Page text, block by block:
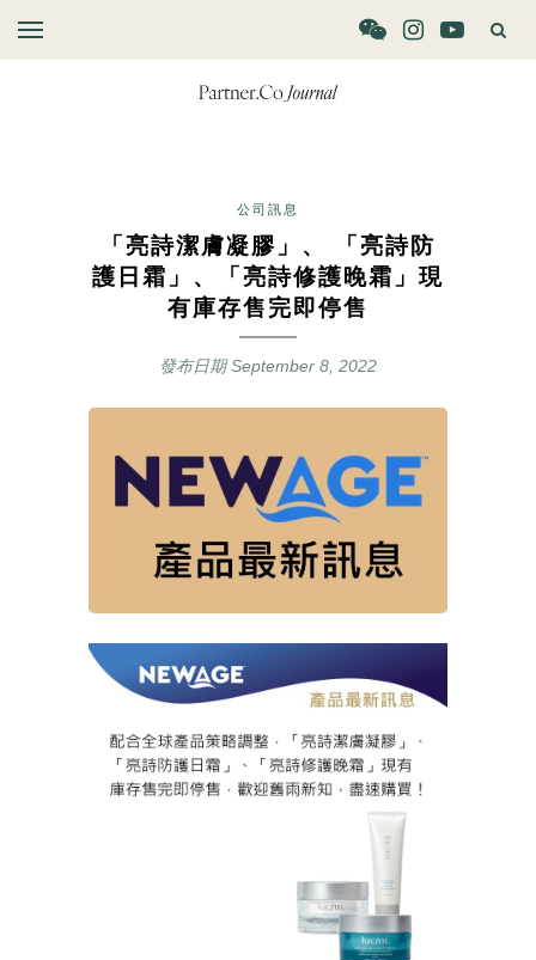
公司訊息
「亮詩潔膚凝膠」、 「亮詩防
護日霜」、「亮詩修護晚霜」現
有庫存售完即停售
發布日期September 8, 2022